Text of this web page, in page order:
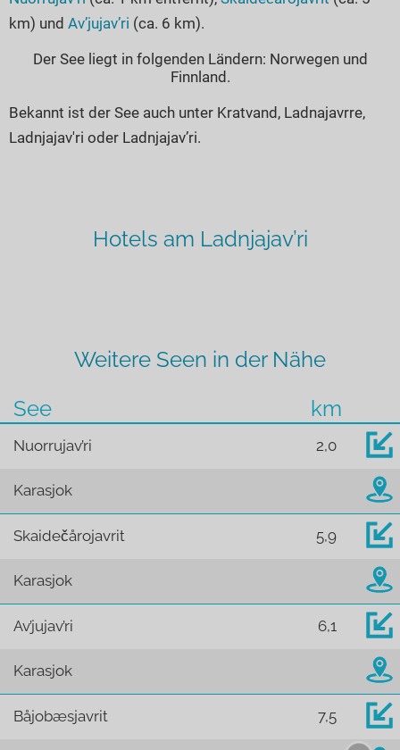
km) und Av’jujav’ri (ca. 6 km).
Der See liegt in folgenden Ländern: Norwegen und
Finnland.
Bekannt ist der See auch unter Kratvand, Ladnajavrre,
Ladnjajav'ri oder Ladnjajav’ri.
Hotels am Ladnjajav’ri
Weitere Seen in der Nähe
See
km
Nuorrujav’ri 2,0
Karasjok
Skaidečårojavrit 5,9
Karasjok
Av’jujav’ri 6,1
Karasjok
Båjobæsjavrit 7,5